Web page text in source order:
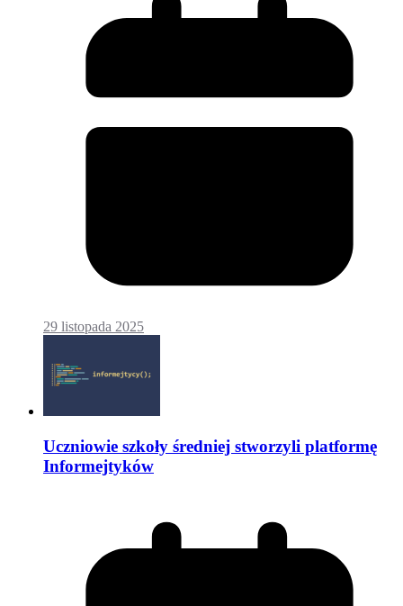
29 listopada 2025
Uczniowie szkoły średniej stworzyli platformę
Informejtyków